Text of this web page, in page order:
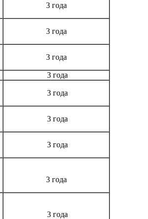
3 года
3 года
3 года
3 года
3 года
3 года
3 года
3 года
3 года